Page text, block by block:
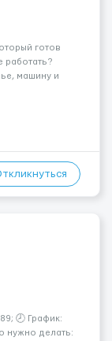
готов
работать?
машину и
🕗 График:
нужно делать: